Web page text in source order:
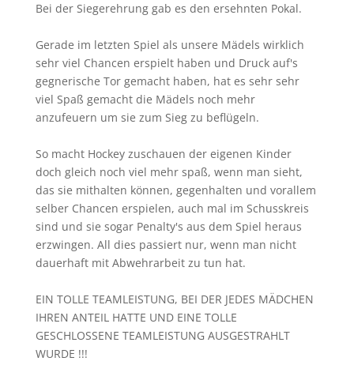
Bei der Siegerehrung gab es den ersehnten Pokal.
Gerade im letzten Spiel als unsere Mädels wirklich
sehr viel Chancen erspielt haben und Druck auf's
gegnerische Tor gemacht haben, hat es sehr sehr
viel Spaß gemacht die Mädels noch mehr
anzufeuern um sie zum Sieg zu beflügeln.
So macht Hockey zuschauen der eigenen Kinder
doch gleich noch viel mehr spaß, wenn man sieht,
das sie mithalten können, gegenhalten und vorallem
selber Chancen erspielen, auch mal im Schusskreis
sind und sie sogar Penalty's aus dem Spiel heraus
erzwingen. All dies passiert nur, wenn man nicht
dauerhaft mit Abwehrarbeit zu tun hat.
EIN TOLLE TEAMLEISTUNG, BEI DER JEDES MÄDCHEN
IHREN ANTEIL HATTE UND EINE TOLLE
GESCHLOSSENE TEAMLEISTUNG AUSGESTRAHLT
WURDE !!!